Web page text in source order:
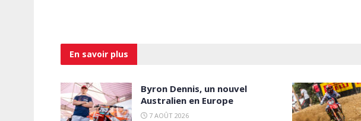
En savoir plus
Byron Dennis, un nouvel
Australien en Europe
7 AOÛT 2026